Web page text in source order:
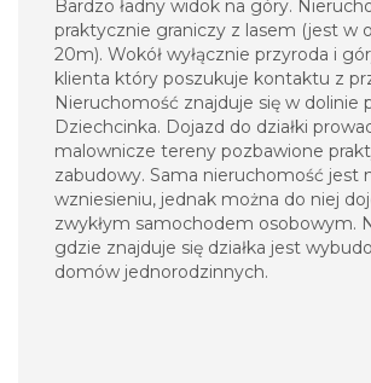
Bardzo ładny widok na góry.
praktycznie graniczy z lasem (jest w
20m). Wokół wyłącznie przyroda i
klienta który poszukuje kontaktu z
Nieruchomość znajduje się w dolinie
Dziechcinka. Dojazd do działki
malownicze tereny pozbawione
zabudowy. Sama nieruchomość jest
wzniesieniu, jednak można do niej
zwykłym samochodem osobowym.
gdzie znajduje się działka jest
domów jednorodzinnych.